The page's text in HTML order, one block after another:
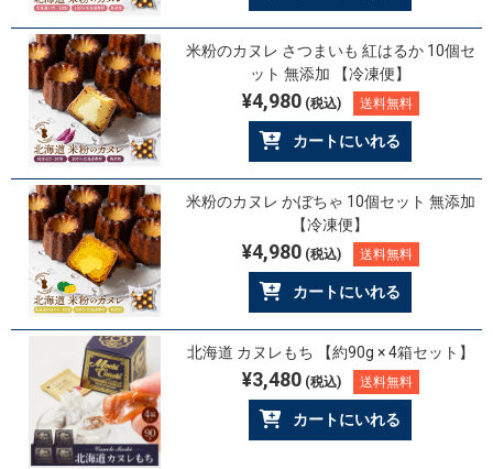
米粉のカヌレ さつまいも 紅はるか 10個セ
ット 無添加 【冷凍便】
¥4,980(税込) 送料無料
カートにいれる
米粉のカヌレ かぼちゃ 10個セット 無添加
【冷凍便】
¥4,980(税込) 送料無料
カートにいれる
北海道 カヌレもち 【約90g × 4箱セット】
¥3,480(税込) 送料無料
カートにいれる